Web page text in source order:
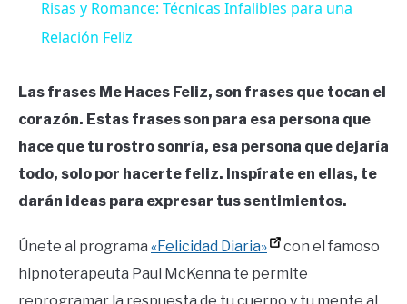
Risas y Romance: Técnicas Infalibles para una
Relación Feliz
Las frases Me Haces Feliz, son frases que tocan el
corazón. Estas frases son para esa persona que
hace que tu rostro sonría, esa persona que dejaría
todo, solo por hacerte feliz. Inspírate en ellas, te
darán ideas para expresar tus sentimientos.
Únete al programa «Felicidad Diaria»
con el famoso
hipnoterapeuta Paul McKenna te permite